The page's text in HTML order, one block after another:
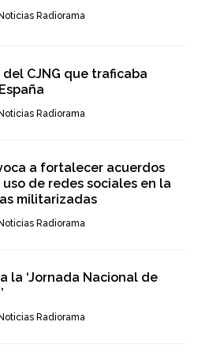
Noticias Radiorama
CJNG que traficaba
Noticias Radiorama
a fortalecer acuerdos
de redes sociales en la
militarizadas
Noticias Radiorama
la ‘Jornada Nacional de
Noticias Radiorama